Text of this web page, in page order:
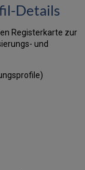
Details
Registerkarte zur
und